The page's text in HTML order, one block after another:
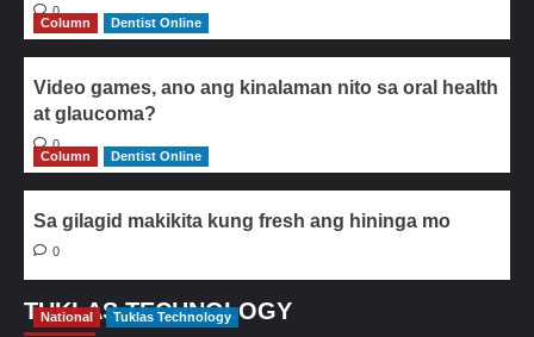
0
Column
Dentist Online
Video games, ano ang kinalaman nito sa oral health
at glaucoma?
0
Column
Dentist Online
Sa gilagid makikita kung fresh ang hininga mo
0
TUKLAS TECHNOLOGY
National Tuklas Technology